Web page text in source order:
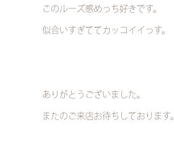
このルーズ感めっち好きです。
似合いすぎててカッコイイっす。
ありがとうございました。
またのご来店お待ちしております。